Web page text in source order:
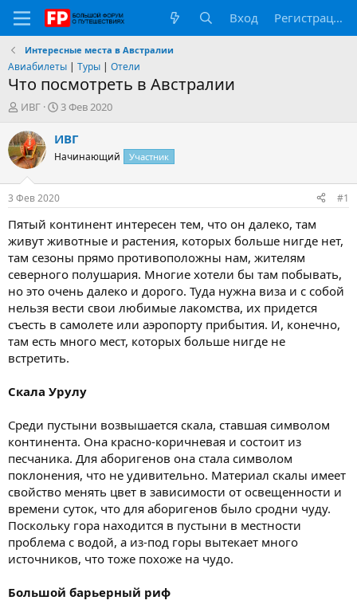
Вход Регистрация
Интересные места в Австралии
Авиабилеты | Туры | Отели
Что посмотреть в Австралии
А
т
о
р
т
е
м
ы
ИВГ
Д
т
н
а
л
3 Фев 2020
ИВГ
Начинающий Участник
3 Фев 2020 #1
Пятый континент интересен тем, что он далеко, там
живут животные и растения, которых больше нигде нет,
там сезоны прямо противоположны нам, жителям
северного полушария. Многие хотели бы там побывать,
но это очень далеко и дорого. Туда нужна виза и с собой
нельзя вести свои любимые лакомства, их придется
съесть в самолете или аэропорту прибытия. И, конечно,
там есть много мест, которых больше нигде не
встретить.
Скала Урулу
Среди пустыни возвышается скала, ставшая символом
континента. Она красно-коричневая и состоит из
песчаника. Для аборигенов она стала символом
поклонения, что не удивительно. Материал скалы имеет
свойство менять цвет в зависимости от освещенности и
времени суток, что для аборигенов было сродни чуду.
Поскольку гора находится в пустыни в местности
проблема с водой, а из-под горы вытекает много
источников, что тоже похоже на чудо.
Большой барьерный риф